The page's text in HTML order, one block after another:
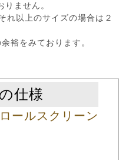
ません。
以上のサイズの場合は２
裕をみております。
仕様
ールスクリーン